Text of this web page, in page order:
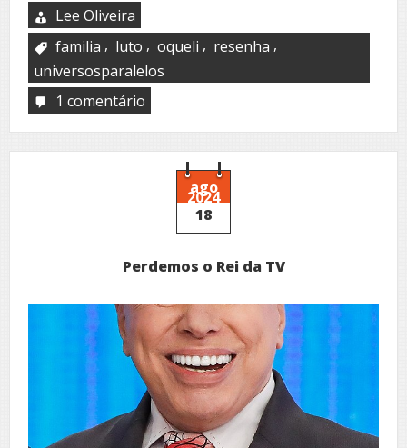
Lee Oliveira
familia , luto , oqueli , resenha ,
universosparalelos
1 comentário
de
Maurício
Limeira
ago
2024
18
Perdemos o Rei da TV